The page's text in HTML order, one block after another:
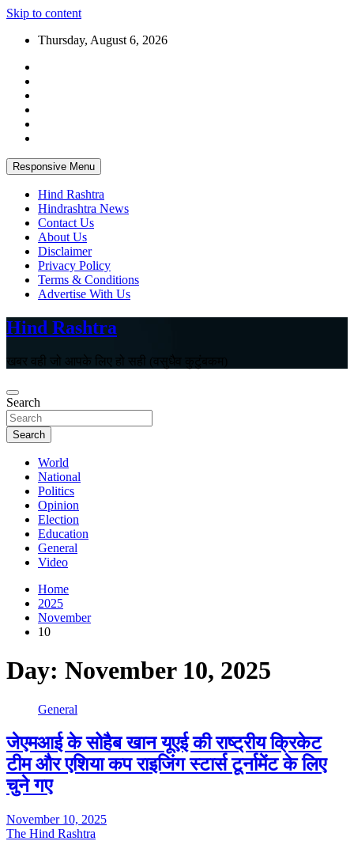
Skip to content
Thursday, August 6, 2026
Responsive Menu
Hind Rashtra
Hindrashtra News
Contact Us
About Us
Disclaimer
Privacy Policy
Terms & Conditions
Advertise With Us
Hind Rashtra
खबर वही जो आपके लिए हो सही (वसुधैव कुटुंबकम)
Search
Search
World
National
Politics
Opinion
Election
Education
General
Video
Home
2025
November
10
Day: November 10, 2025
General
जेएमआई के सोहैब खान यूएई की राष्ट्रीय क्रिकेट
टीम और एशिया कप राइजिंग स्टार्स टूर्नामेंट के लिए
चुने गए
November 10, 2025
The Hind Rashtra